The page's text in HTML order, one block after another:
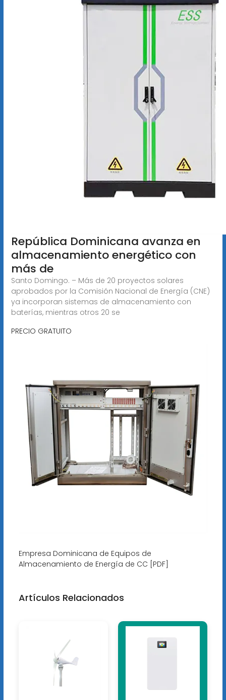
República Dominicana avanza en
almacenamiento energético con
más de
Santo Domingo. – Más de 20 proyectos solares
aprobados por la Comisión Nacional de Energía (CNE)
ya incorporan sistemas de almacenamiento con
baterías, mientras otros 20 se
PRECIO GRATUITO
Empresa Dominicana de Equipos de
Almacenamiento de Energía de CC [PDF]
Artículos Relacionados